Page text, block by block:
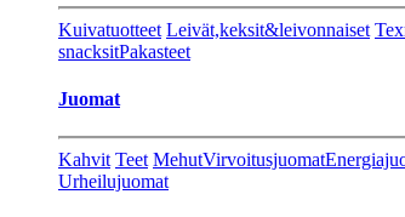
Kuivatuotteet Leivät,keksit&leivonnaiset
snacksitPakasteet
Juomat
Kahvit Teet MehutVirvoitusjuomat
Urheilujuomat